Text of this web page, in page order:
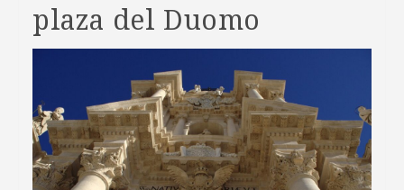
plaza del Duomo